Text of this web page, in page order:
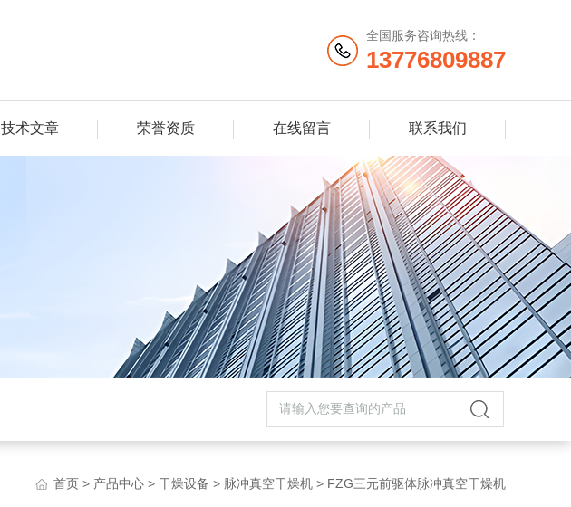
全国服务咨询热线：
13776809887
技术文章 荣誉资质 在线留言 联系我们
首页 > 产品中心 > 干燥设备 > 脉冲真空干燥机 > FZG三元前驱体脉冲真空干燥机